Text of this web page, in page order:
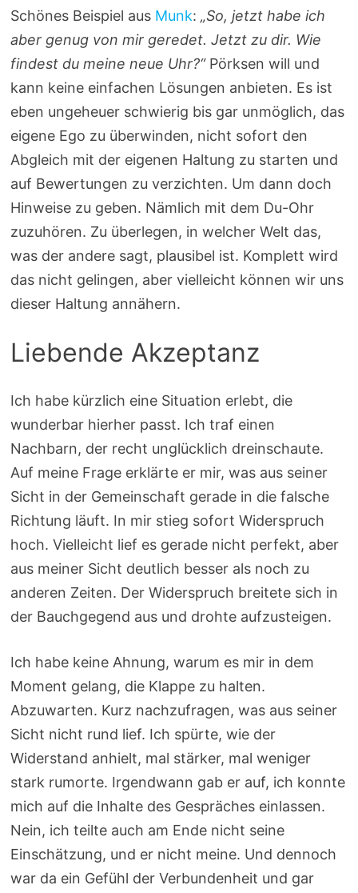
Schönes Beispiel aus Munk:„So, jetzt habe ich
aber genug von mir geredet. Jetzt zu dir. Wie
findest du meine neue Uhr?“Pörksen will und
kann keine einfachen Lösungen anbieten. Es ist
eben ungeheuer schwierig bis gar unmöglich, das
eigene Ego zu überwinden, nicht sofort den
Abgleich mit der eigenen Haltung zu starten und
auf Bewertungen zu verzichten. Um dann doch
Hinweise zu geben. Nämlich mit dem Du-Ohr
zuzuhören. Zu überlegen, in welcher Welt das,
was der andere sagt, plausibel ist. Komplett wird
das nicht gelingen, aber vielleicht können wir uns
dieser Haltung annähern.
Liebende Akzeptanz
Ich habe kürzlich eine Situation erlebt, die
wunderbar hierher passt. Ich traf einen
Nachbarn, der recht unglücklich dreinschaute.
Auf meine Frage erklärte er mir, was aus seiner
Sicht in der Gemeinschaft gerade in die falsche
Richtung läuft. In mir stieg sofort Widerspruch
hoch. Vielleicht lief es gerade nicht perfekt, aber
aus meiner Sicht deutlich besser als noch zu
anderen Zeiten. Der Widerspruch breitete sich in
der Bauchgegend aus und drohte aufzusteigen.
Ich habe keine Ahnung, warum es mir in dem
Moment gelang, die Klappe zu halten.
Abzuwarten. Kurz nachzufragen, was aus seiner
Sicht nicht rund lief. Ich spürte, wie der
Widerstand anhielt, mal stärker, mal weniger
stark rumorte. Irgendwann gab er auf, ich konnte
mich auf die Inhalte des Gespräches einlassen.
Nein, ich teilte auch am Ende nicht seine
Einschätzung, und er nicht meine. Und dennoch
war da ein Gefühl der Verbundenheit und gar